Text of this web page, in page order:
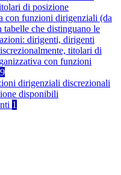
di posizione
con funzioni dirigenziali (da
tabelle che distinguano le
dirigenti, dirigenti
titolari di
con funzioni
9
dirigenziali discrezionali
disponibili
1